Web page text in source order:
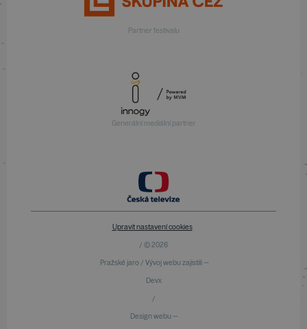
Partner festivalu
Generální mediální partner
Upravit nastavení cookies
/ © 2026
Pražské jaro / Vývoj webu zajistili —
Devx
/
Design webu —